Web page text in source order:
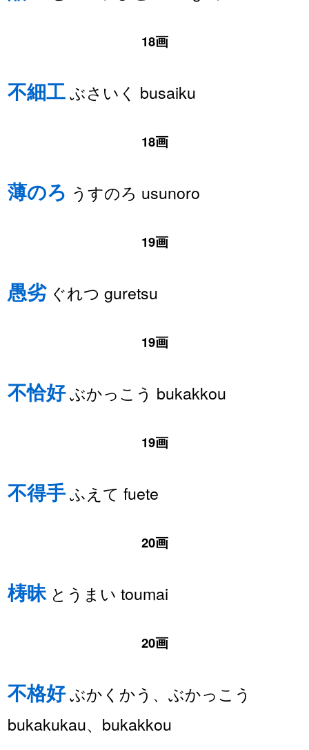
18画
不細工ぶさいく busaiku
18画
薄のろ うすのろ usunoro
19画
愚劣ぐれつ guretsu
19画
不恰好ぶかっこう bukakkou
19画
不得手ふえて fuete
20画
梼昧とうまい toumai
20画
不格好ぶかくかう、ぶかっこう
bukakukau、bukakkou